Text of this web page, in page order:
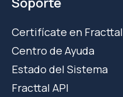
Certifícate en Fracttal
Centro de Ayuda
Estado del Sistema
Fracttal API